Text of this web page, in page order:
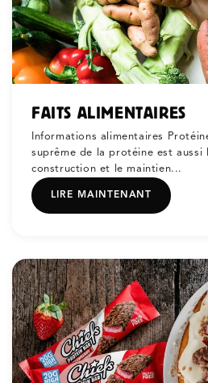
FAITS ALIMENTAIRES
Informations alimentaires
suprême de la protéine est aussi
construction et le maintien...
LIRE MAINTENANT